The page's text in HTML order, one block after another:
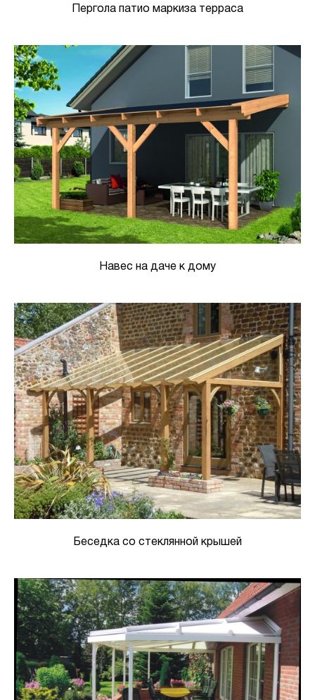
Пергола патио маркиза терраса
Навес на даче к дому
Беседка со стеклянной крышей